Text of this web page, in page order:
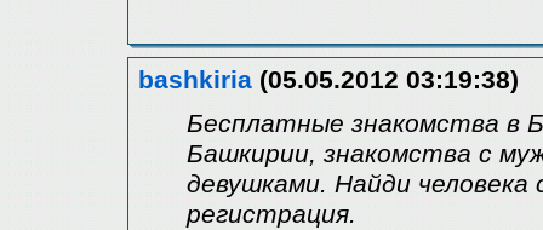
bashkiria (05.05.2012 03:19:38)
Бесплатные знакомства в
Башкирии, знакомства с
девушками. Найди
регистрация.